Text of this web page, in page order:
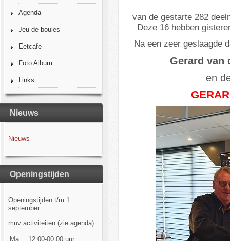
Agenda
Jeu de boules
Eetcafe
Foto Album
Links
Nieuws
Nieuws
Openingstijden
Openingstijden t/m 1
september
muv activiteiten (zie agenda)
Ma
12:00-00:00 uur
van de gestarte 282
Deze 16 hebben
Na een zeer geslaagde
Gerard van
en